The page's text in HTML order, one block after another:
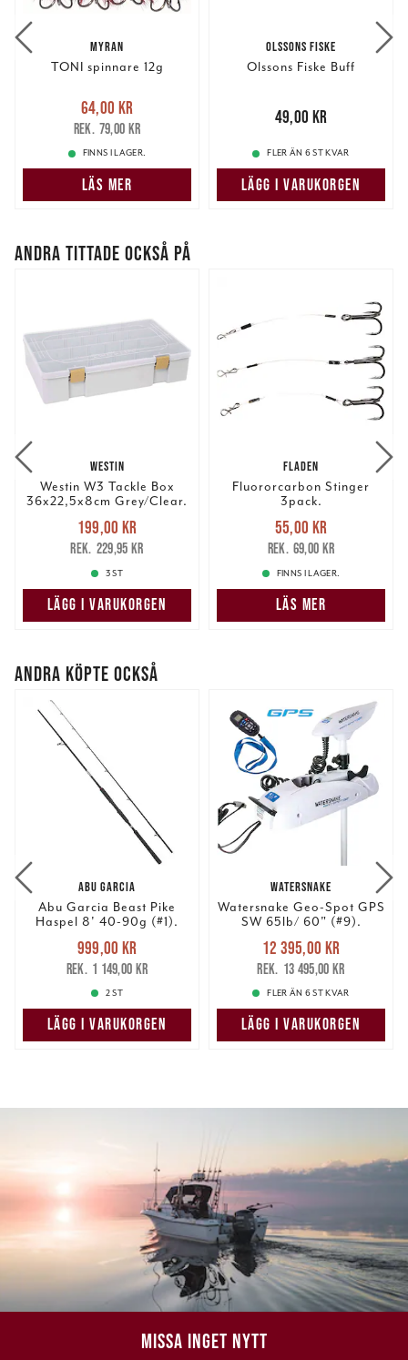
MYRAN
TONI spinnare 12g
Nuvarande pris
64,00 krTidigare pris
79,00 kr
64,00 kr
79,00 kr
FINNS I LAGER.
LÄS MER
OLSSONS FISKE
Olssons Fiske Buff
49,00 kr
49,00 kr
FLER ÄN 6 ST KVAR
LÄGG I VARUKORGEN
ANDRA TITTADE OCKSÅ PÅ
WESTIN
Westin W3 Tackle Box
36x22,5x8cm Grey/Clear.
Nuvarande pris
199,00 krTidigare pris
229,95 kr
199,00 kr
229,95 kr
3 ST
LÄGG I VARUKORGEN
FLADEN
Fluororcarbon Stinger
3pack.
Nuvarande pris
55,00 krTidigare pris
69,00 kr
55,00 kr
69,00 kr
FINNS I LAGER.
LÄS MER
ANDRA KÖPTE OCKSÅ
ABU GARCIA
Abu Garcia Beast Pike
Haspel 8' 40-90g (#1).
Nuvarande pris
999,00 krTidigare pris
1 149,00 kr
999,00 kr
1 149,00 kr
2 ST
LÄGG I VARUKORGEN
WATERSNAKE
Watersnake Geo-Spot GPS
SW 65lb/ 60" (#9).
Nuvarande pris
12 395,00 krTidigare pris
13 495,00 kr
12 395,00 kr
13 495,00 kr
FLER ÄN 6 ST KVAR
LÄGG I VARUKORGEN
MISSA INGET NYTT